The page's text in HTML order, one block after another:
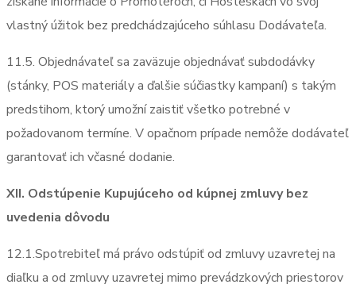
vlastný úžitok bez predchádzajúceho súhlasu Dodávateľa.
11.5. Objednávateľ sa zaväzuje objednávať subdodávky
(stánky, POS materiály a ďalšie súčiastky kampaní) s takým
predstihom, ktorý umožní zaistiť všetko potrebné v
požadovanom termíne. V opačnom prípade nemôže dodávateľ
garantovať ich včasné dodanie.
XII. Odstúpenie Kupujúceho od kúpnej zmluvy bez
uvedenia dôvodu
12.1.Spotrebiteľ má právo odstúpiť od zmluvy uzavretej na
diaľku a od zmluvy uzavretej mimo prevádzkových priestorov